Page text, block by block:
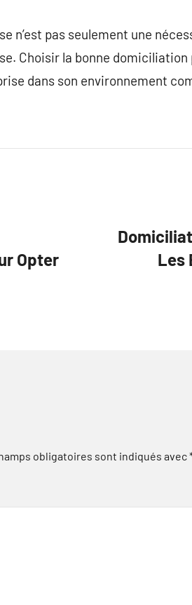
n’est pas seulement une
Choisir la bonne
dans son environnement
Opter
Les
obligatoires sont indiqués avec